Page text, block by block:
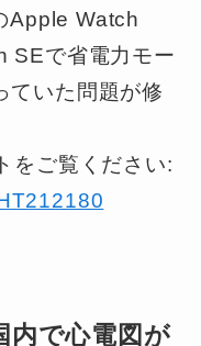
Apple Watch
SEで省電力モー
ていた問題が修
をご覧ください:
内で心電図が